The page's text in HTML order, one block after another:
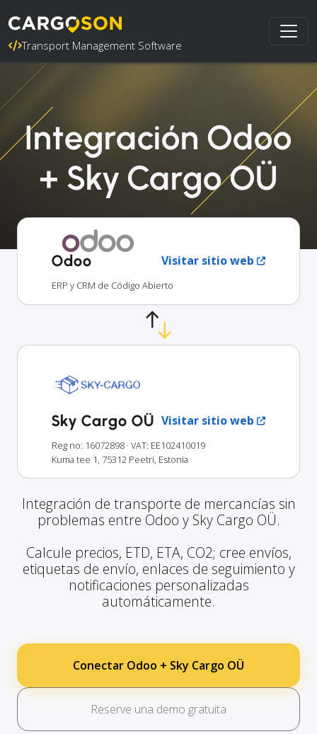
Transport Management Software
Integración Odoo
+ Sky Cargo OÜ
Odoo Visitar sitio web
ERP y CRM de Código Abierto
Sky Cargo OÜ Visitar sitio web
Reg no: 16072898 · VAT: EE102410019
Kuma tee 1, 75312 Peetri, Estonia
Integración de transporte de mercancías sin
problemas entre Odoo y Sky Cargo OÜ.
Calcule precios, ETD, ETA, CO2; cree envíos,
etiquetas de envío, enlaces de seguimiento y
notificaciones personalizadas
automáticamente.
Conectar Odoo + Sky Cargo OÜ
Reserve una demo gratuita